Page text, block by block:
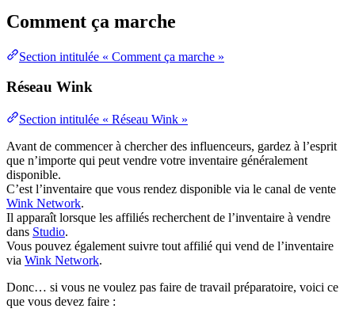
Comment ça marche
Section intitulée « Comment ça marche »
Réseau Wink
Section intitulée « Réseau Wink »
Avant de commencer à chercher des influenceurs, gardez à l’esprit
que n’importe qui peut vendre votre inventaire généralement
disponible.
C’est l’inventaire que vous rendez disponible via le canal de vente
Wink Network.
Il apparaît lorsque les affiliés recherchent de l’inventaire à vendre
dans Studio.
Vous pouvez également suivre tout affilié qui vend de l’inventaire
via Wink Network.
Donc… si vous ne voulez pas faire de travail préparatoire, voici ce
que vous devez faire :